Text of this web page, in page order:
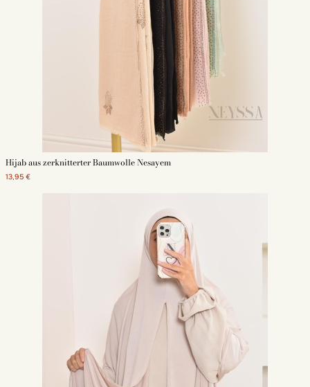
Hijab aus zerknitterter Baumwolle Nesayem
13,95 €